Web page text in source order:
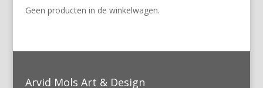
Geen producten in de winkelwagen.
Arvid Mols Art & Design